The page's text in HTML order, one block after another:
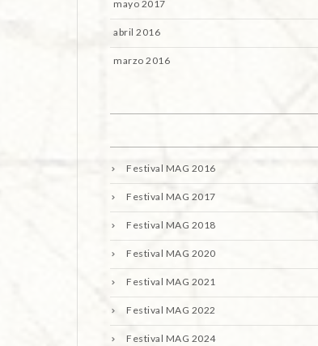
mayo 2017
abril 2016
marzo 2016
Festival MAG 2016
Festival MAG 2017
Festival MAG 2018
Festival MAG 2020
Festival MAG 2021
Festival MAG 2022
Festival MAG 2024